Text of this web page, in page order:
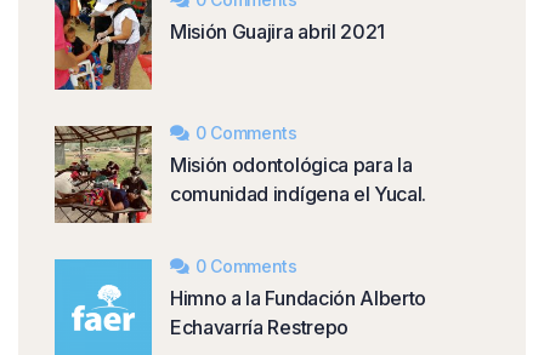
Misión Guajira abril 2021
0 Comments
Misión odontológica para la
comunidad indígena el Yucal.
0 Comments
Himno a la Fundación Alberto
Echavarría Restrepo